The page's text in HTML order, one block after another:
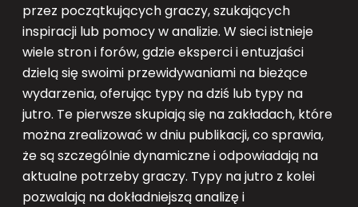
przez początkujących graczy, szukających
inspiracji lub pomocy w analizie. W sieci istnieje
wiele stron i forów, gdzie eksperci i entuzjaści
dzielą się swoimi przewidywaniami na bieżące
wydarzenia, oferując typy na dziś lub typy na
jutro. Te pierwsze skupiają się na zakładach, które
można zrealizować w dniu publikacji, co sprawia,
że są szczególnie dynamiczne i odpowiadają na
aktualne potrzeby graczy. Typy na jutro z kolei
pozwalają na dokładniejszą analizę i